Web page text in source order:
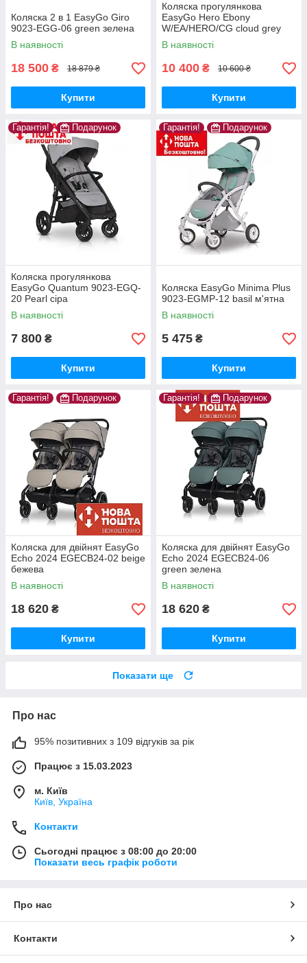
Коляска 2 в 1 EasyGo Giro
9023-EGG-06 green зелена
В наявності
18 500 ₴ 18 879 ₴
Купити
Коляска прогулянкова
EasyGo Hero Ebony
W/EA/HERO/CG cloud grey
В наявності
10 400 ₴ 10 600 ₴
Купити
Гарантія! Подарунок
Коляска прогулянкова
EasyGo Quantum 9023-EGQ-
20 Pearl сіра
В наявності
7 800 ₴
Купити
Гарантія! Подарунок
Коляска EasyGo Minima Plus
9023-EGMP-12 basil м'ятна
В наявності
5 475 ₴
Купити
Гарантія! Подарунок
Коляска для двійнят EasyGo
Echo 2024 EGECB24-02 beige
бежева
В наявності
18 620 ₴
Купити
Гарантія! Подарунок
Коляска для двійнят EasyGo
Echo 2024 EGECB24-06
green зелена
В наявності
18 620 ₴
Купити
Показати ще
Про нас
95% позитивних з 109 відгуків за рік
Працює з 15.03.2023
м. Київ
Київ, Україна
Контакти
Сьогодні працює з 08:00 до 20:00
Показати весь графік роботи
Про нас
Контакти